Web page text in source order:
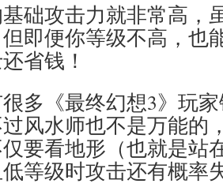
础攻击力就非常高，
即便你等级不高，也
省钱！
多《最终幻想3》玩
风水师也不是万能的
要看地形（也就是站
等级时攻击还有概率